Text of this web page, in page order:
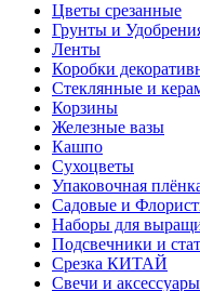
Цветы срезанные
Грунты и
Ленты
Коробки
Стеклянные и
Корзины
Железные вазы
Кашпо
Сухоцветы
Упаковочная
Садовые и
Наборы для
Подсвечники и
Срезка КИТАЙ
Свечи и аксессуары